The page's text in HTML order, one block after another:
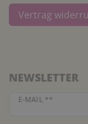
Vertrag
NEWSLETTER
E-MAIL **
Newsletter Honig